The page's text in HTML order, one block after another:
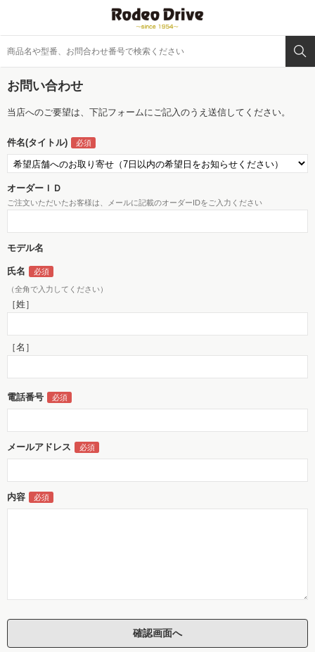
お問い合わせ
当店へのご要望は、下記フォームにご記入のうえ送信してください。
件名(タイトル)
オーダーＩＤ
ご注文いただいたお客様は、メールに記載のオーダーIDをご入力ください
モデル名
氏名
（全角で入力してください）
［姓］
［名］
電話番号
メールアドレス
内容